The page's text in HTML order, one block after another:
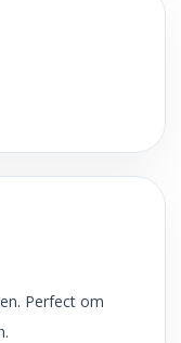
Perfect om